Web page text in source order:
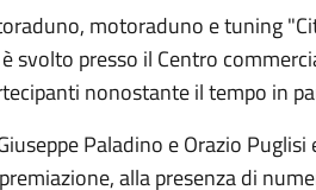
motoraduno e tuning
svolto presso il Centro
nonostante il tempo in
Paladino e Orazio
alla presenza di